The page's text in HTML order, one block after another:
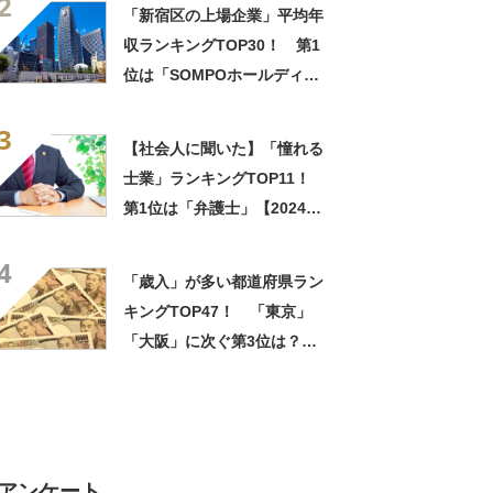
「新宿区の上場企業」平均年
収ランキングTOP30！ 第1
位は「SOMPOホールディン
【社会人に聞いた】「憧れる
士業」ランキングTOP11！
第1位は「弁護士」【2024年
「歳入」が多い都道府県ラン
キングTOP47！ 「東京」
「大阪」に次ぐ第3位は？